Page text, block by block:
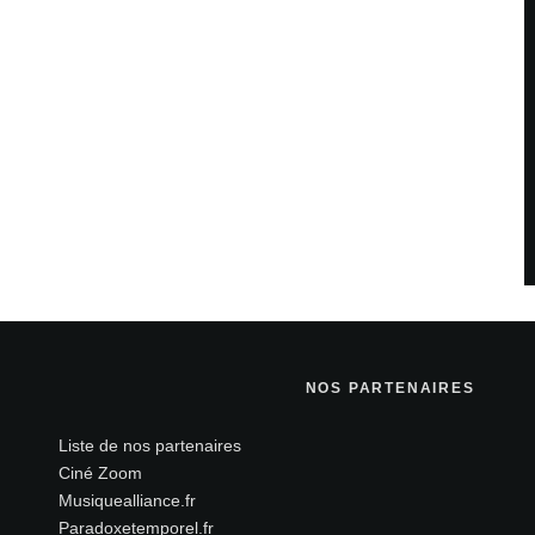
NOS PARTENAIRES
Liste de nos partenaires
Ciné Zoom
Musiquealliance.fr
Paradoxetemporel.fr